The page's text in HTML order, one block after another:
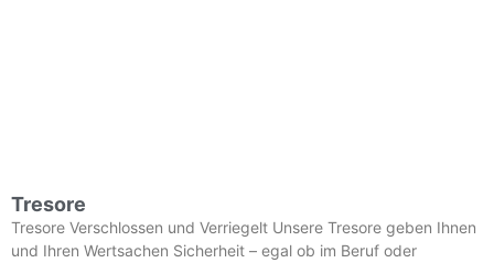
Tresore
Tresore Verschlossen und Verriegelt Unsere Tresore geben Ihnen
und Ihren Wertsachen Sicherheit – egal ob im Beruf oder